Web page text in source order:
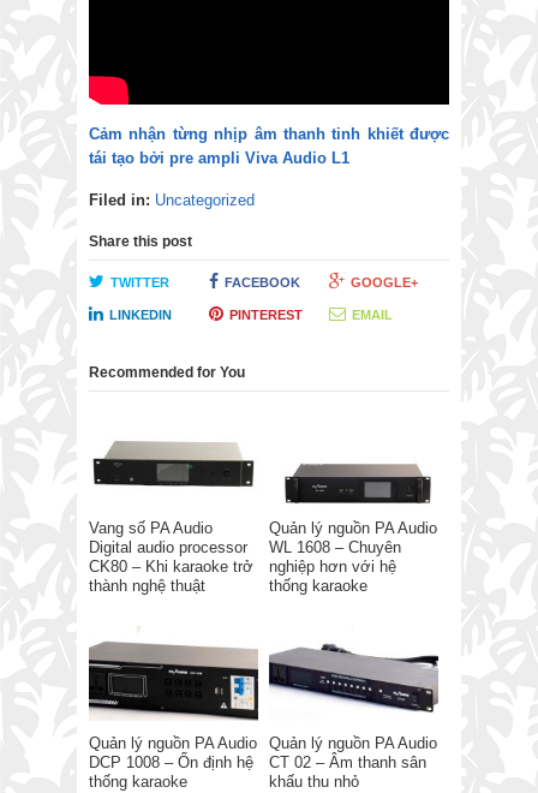
Cảm nhận từng nhịp âm thanh tinh khiết được
tái tạo bởi pre ampli Viva Audio L1
Filed in: Uncategorized
Share this post
TWITTER FACEBOOK GOOGLE+
LINKEDIN PINTEREST EMAIL
Recommended for You
Vang số PA Audio
Digital audio processor
CK80 – Khi karaoke trở
thành nghệ thuật
Quản lý nguồn PA Audio
WL 1608 – Chuyên
nghiệp hơn với hệ
thống karaoke
Quản lý nguồn PA Audio
DCP 1008 – Ổn định hệ
thống karaoke
Quản lý nguồn PA Audio
CT 02 – Âm thanh sân
khấu thu nhỏ